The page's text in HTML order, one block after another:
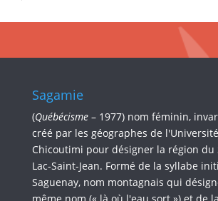
Sagamie
(Québécisme – 1977) nom féminin,
créé par les géographes de
Chicoutimi pour désigner la région du
Lac-Saint-Jean. Formé de la syllabe
Saguenay, nom montagnais qui